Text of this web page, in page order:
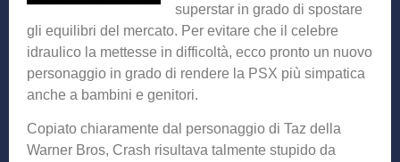
superstar in grado di spostare
gli equilibri del mercato. Per evitare che il celebre
idraulico la mettesse in difficoltà, ecco pronto un nuovo
personaggio in grado di rendere la PSX più simpatica
anche a bambini e genitori.
Copiato chiaramente dal personaggio di Taz della
Warner Bros, Crash risultava talmente stupido da